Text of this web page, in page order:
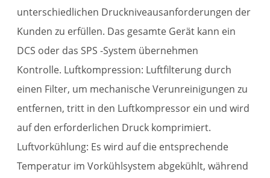
unterschiedlichen Druckniveausanforderungen der
Kunden zu erfüllen. Das gesamte Gerät kann ein
DCS oder das SPS -System übernehmen
Kontrolle. Luftkompression: Luftfilterung durch
einen Filter, um mechanische Verunreinigungen zu
entfernen, tritt in den Luftkompressor ein und wird
auf den erforderlichen Druck komprimiert.
Luftvorkühlung: Es wird auf die entsprechende
Temperatur im Vorkühlsystem abgekühlt, während